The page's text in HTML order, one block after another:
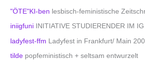
"ÖTE"KI-ben lesbisch-feministische
iniigfuni INITIATIVE STUDIERENDER IM
ladyfest-ffm Ladyfest in Frankfurt/ Main
tilde popfeministisch + seltsam entwurzelt